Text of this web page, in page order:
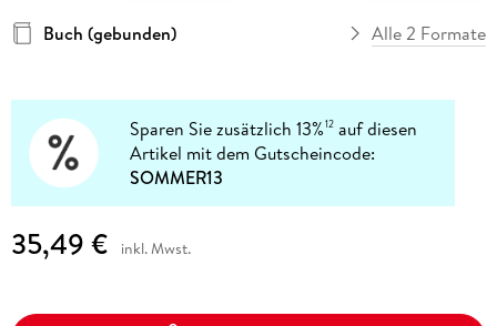
Buch (gebunden)
Alle 2 Formate
Sparen Sie zusätzlich 13%12 auf diesen
Artikel mit dem Gutscheincode:
SOMMER13
35,49 € inkl. Mwst.